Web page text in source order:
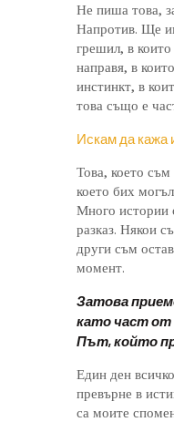
Не пиша това,
Напротив. Ще
грешил, в
направя, в
инстинкт, в
това също е
Искам да кажа
Това, което съм
което бих
Много истории
разказ. Някои
други съм
момент.
Затова
като част от
Път, който
Един ден
превърне в
са моите